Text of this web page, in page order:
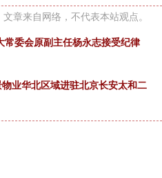
章来自网络，不代表本站观点。
委会原副主任杨永志接受纪律
业华北区域进驻北京长安太和二